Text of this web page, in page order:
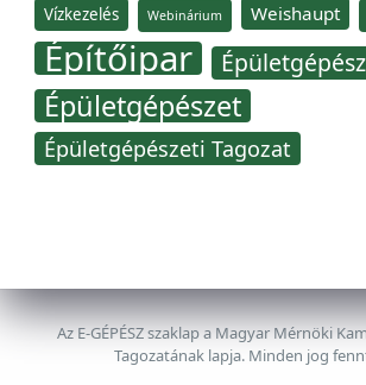
Vízkezelés Webinárium Weishaupt
Építőipar Épületgépész
Épületgépészet
Épületgépészeti Tagozat
Az E-GÉPÉSZ szaklap a Magyar Mérnöki
Tagozatának lapja. Minden jog